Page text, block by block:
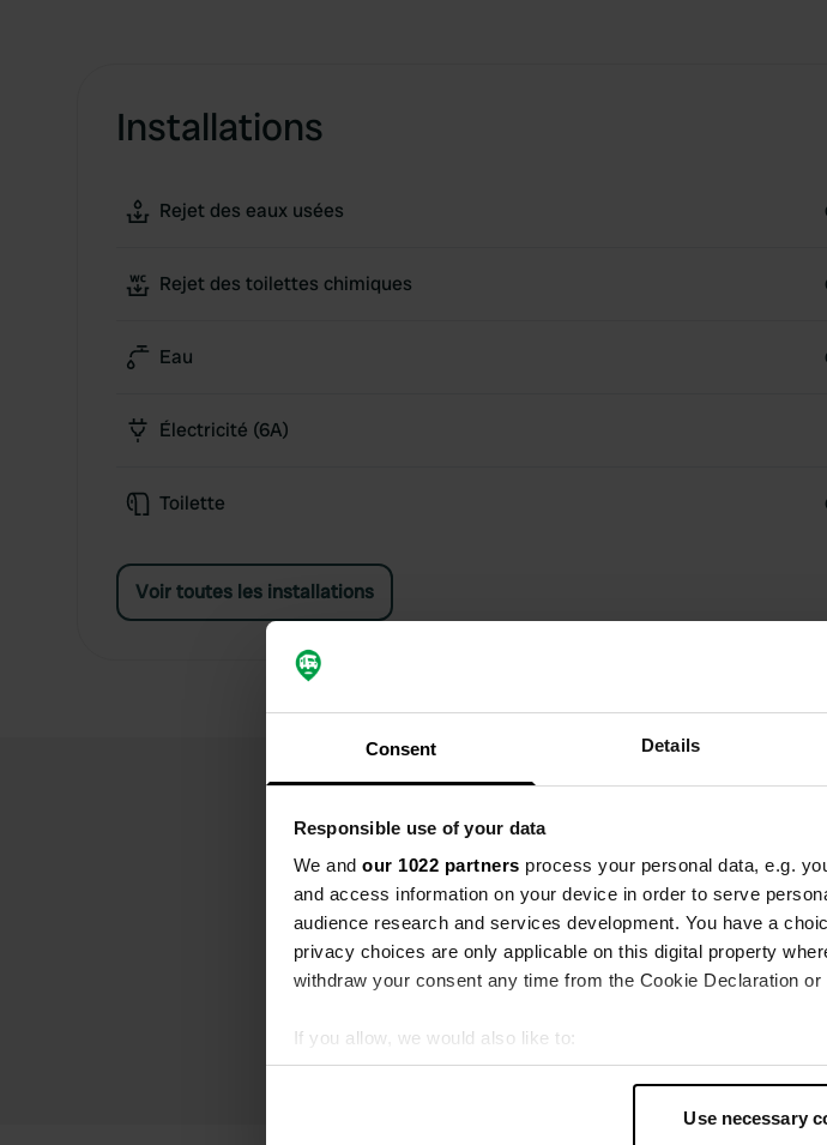
Consent Details
Responsible use of your data
We and our 1022 partners process your personal data, e.g.
and access information on your device in order to serve
audience research and services development. You have a
privacy choices are only applicable on this digital property
withdraw your consent any time from the Cookie Declaration
If you allow, we would also like to:
Collect information about your geographical location
Find out more about how your personal data is processed and
Use necessary
Installations
Rejet des eaux usées
Rejet des toilettes chimiques
Eau
Électricité (6A)
Toilette
Voir toutes les installations
Ajouter
Vous êtes déjà venu ici ?
vous en